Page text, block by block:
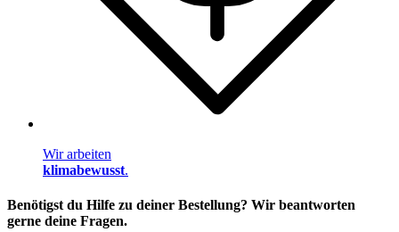
Wir arbeiten
klimabewusst.
Benötigst du Hilfe zu deiner Bestellung? Wir beantworten
gerne deine Fragen.